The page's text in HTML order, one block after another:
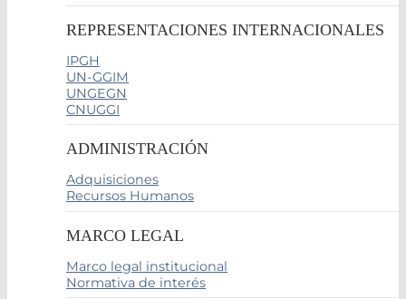
REPRESENTACIONES INTERNACIONALES
IPGH
UN-GGIM
UNGEGN
CNUGGI
ADMINISTRACIÓN
Adquisiciones
Recursos Humanos
MARCO LEGAL
Marco legal institucional
Normativa de interés